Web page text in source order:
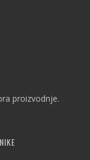
proizvodnje.